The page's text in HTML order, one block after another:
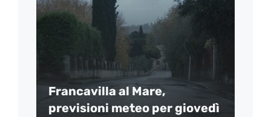
Francavilla al Mare,
previsioni meteo per giovedì